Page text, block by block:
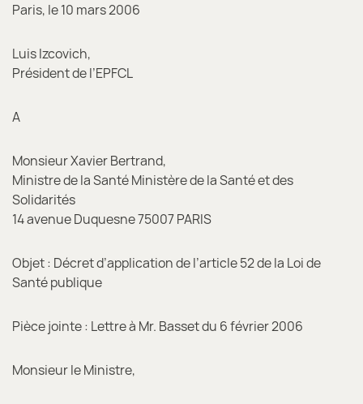
Paris, le 10 mars 2006
Luis Izcovich,
Président de l’EPFCL
A
Monsieur Xavier Bertrand,
Ministre de la Santé Ministère de la Santé et des
Solidarités
14 avenue Duquesne 75007 PARIS
Objet : Décret d’application de l’article 52 de la Loi de
Santé publique
Pièce jointe : Lettre à Mr. Basset du 6 février 2006
Monsieur le Ministre,